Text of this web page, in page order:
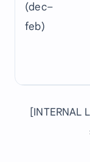
(dec–
feb)
[INTERNAL